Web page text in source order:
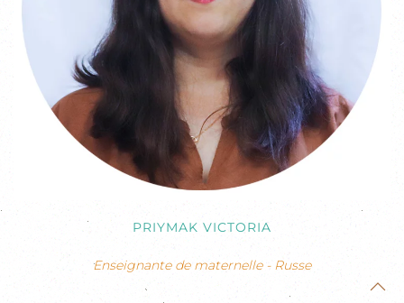
PRIYMAK VICTORIA
Enseignante de maternelle - Russe